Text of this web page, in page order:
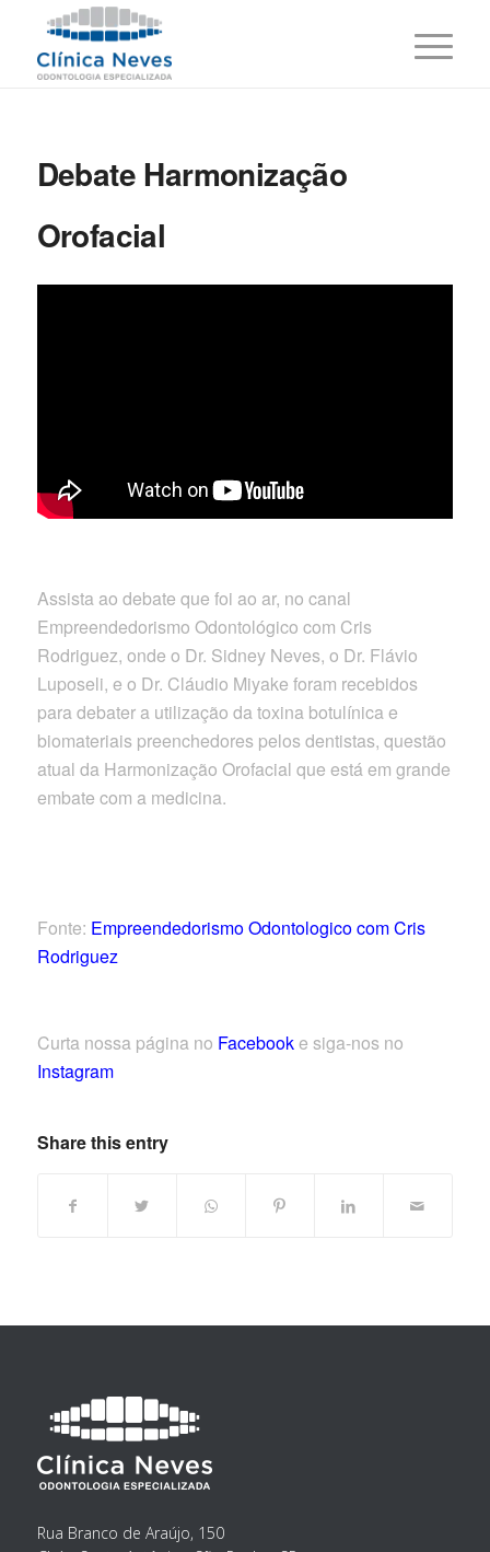
Debate Harmonização
Orofacial
Assista ao debate que foi ao ar, no canal
Empreendedorismo Odontológico com Cris
Rodriguez, onde o Dr. Sidney Neves, o Dr. Flávio
Luposeli, e o Dr. Cláudio Miyake foram recebidos
para debater a utilização da toxina botulínica e
biomateriais preenchedores pelos dentistas, questão
atual da Harmonização Orofacial que está em grande
embate com a medicina.
Fonte: Empreendedorismo Odontologico com Cris
Rodriguez
Curta nossa página no Facebooke siga-nos no
Instagram
Share this entry
Rua Branco de Araújo, 150